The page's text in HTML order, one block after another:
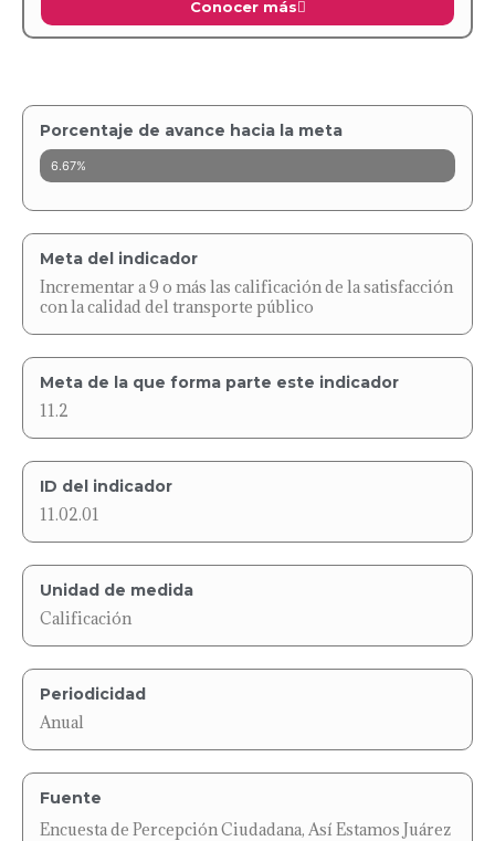
Porcentaje de avance hacia la meta
6.67%
Meta del indicador
Incrementar a 9 o más las calificación de la satisfacción
con la calidad del transporte público
Meta de la que forma parte este indicador
11.2
ID del indicador
11.02.01
Unidad de medida
Calificación
Periodicidad
Anual
Fuente
Encuesta de Percepción Ciudadana, Así Estamos Juárez
Conocer más